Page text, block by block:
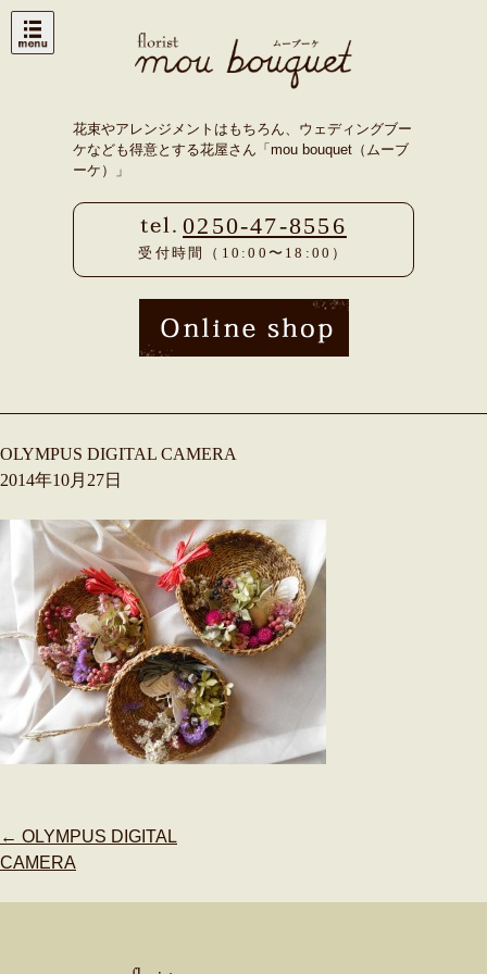
Skip
花束やアレンジメントはもちろん、ウェディングブー
ケなども得意とする花屋さん「mou bouquet（ムーブ
ーケ）」
0250-47-8556
受付時間（10:00〜18:00）
OLYMPUS DIGITAL CAMERA
2014年10月27日
Post
navigation
← OLYMPUS DIGITAL
CAMERA